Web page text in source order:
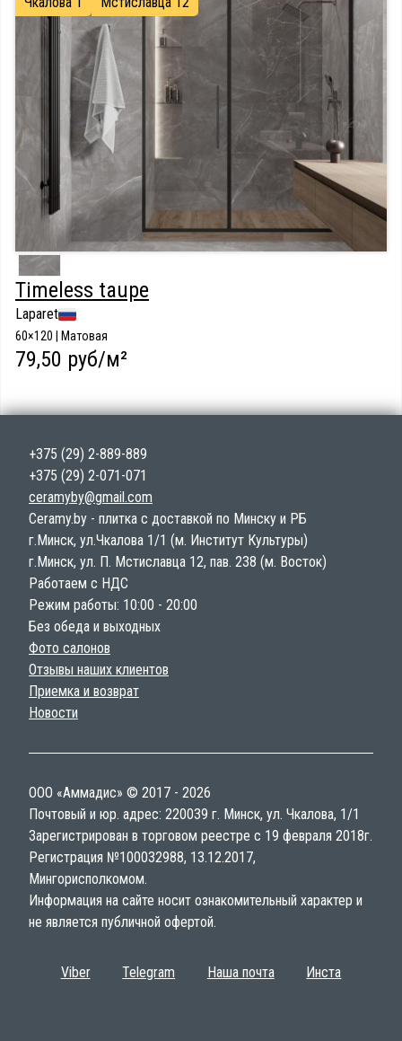
Timeless taupe
Laparet
60×120 | Матовая
79,50 руб/м²
+375 (29) 2-889-889
+375 (29) 2-071-071
ceramyby@gmail.com
Ceramy.by - плитка с доставкой по Минску и РБ
г.Минск, ул.Чкалова 1/1 (м. Институт Культуры)
г.Минск, ул. П. Мстиславца 12, пав. 238 (м. Восток)
Работаем с НДС
Режим работы: 10:00 - 20:00
Без обеда и выходных
Фото салонов
Отзывы наших клиентов
Приемка и возврат
Новости
ООО «Аммадис» © 2017 - 2026
Почтовый и юр. адрес: 220039 г. Минск, ул. Чкалова, 1/1
Зарегистрирован в торговом реестре с 19 февраля 2018г.
Регистрация №100032988, 13.12.2017,
Мингорисполкомом.
Информация на сайте носит ознакомительный характер и
не является публичной офертой.
Viber Telegram Наша почта Инста